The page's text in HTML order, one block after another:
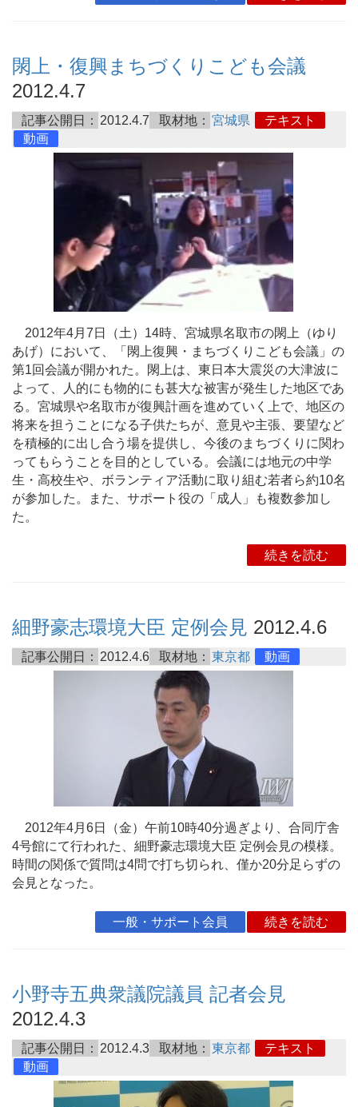
閖上・復興まちづくりこども会議
2012.4.7
記事公開日： 2012.4.7 取材地： 宮城県
テキスト
動画
2012年4月7日（土）14時、宮城県名取市の閖上（ゆり
あげ）において、「閖上復興・まちづくりこども会議」の
第1回会議が開かれた。閖上は、東日本大震災の大津波に
よって、人的にも物的にも甚大な被害が発生した地区であ
る。宮城県や名取市が復興計画を進めていく上で、地区の
将来を担うことになる子供たちが、意見や主張、要望など
を積極的に出し合う場を提供し、今後のまちづくりに関わ
ってもらうことを目的としている。会議には地元の中学
生・高校生や、ボランティア活動に取り組む若者ら約10名
が参加した。また、サポート役の「成人」も複数参加し
た。
続きを読む
細野豪志環境大臣 定例会見 2012.4.6
記事公開日： 2012.4.6 取材地： 東京都 動画
2012年4月6日（金）午前10時40分過ぎより、合同庁舎
4号館にて行われた、細野豪志環境大臣 定例会見の模様。
時間の関係で質問は4問で打ち切られ、僅か20分足らずの
会見となった。
一般・サポート会員 続きを読む
小野寺五典衆議院議員 記者会見
2012.4.3
記事公開日： 2012.4.3 取材地： 東京都
テキスト
動画